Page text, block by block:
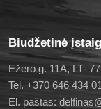
Biudžetinė
Ežero g. 11A, LT-
Tel. +370 646 434 01
El. paštas: